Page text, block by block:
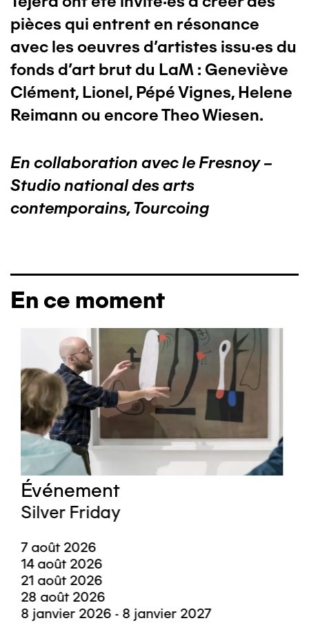
pièces qui entrent en résonance
avec les oeuvres d'artistes issu·es du
fonds d’art brut du LaM : Geneviève
Clément, Lionel, Pépé Vignes, Helene
Reimann ou encore Theo Wiesen.
En collaboration avec le Fresnoy –
Studio national des arts
contemporains, Tourcoing
En ce moment
Événement
Silver Friday
7 août 2026
14 août 2026
21 août 2026
28 août 2026
8 janvier 2026 - 8 janvier 2027